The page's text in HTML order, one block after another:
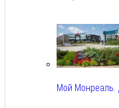
Мой Монреаль.